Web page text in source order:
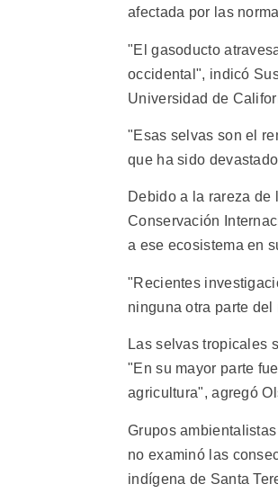
afectada por las
"El gasoducto
occidental", indicó
Universidad de
"Esas selvas son el
que ha sido
Debido a la rareza de
Conservación
a ese ecosistema en
"Recientes
ninguna otra parte
Las selvas tropicales
"En su mayor parte
agricultura", agregó
Grupos
no examinó las
indígena de Santa